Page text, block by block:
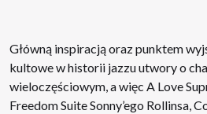
Główną inspiracją oraz punktem
kultowe w historii jazzu utwory o
wieloczęściowym, a więc A Love
Freedom Suite Sonny’ego Rollinsa,